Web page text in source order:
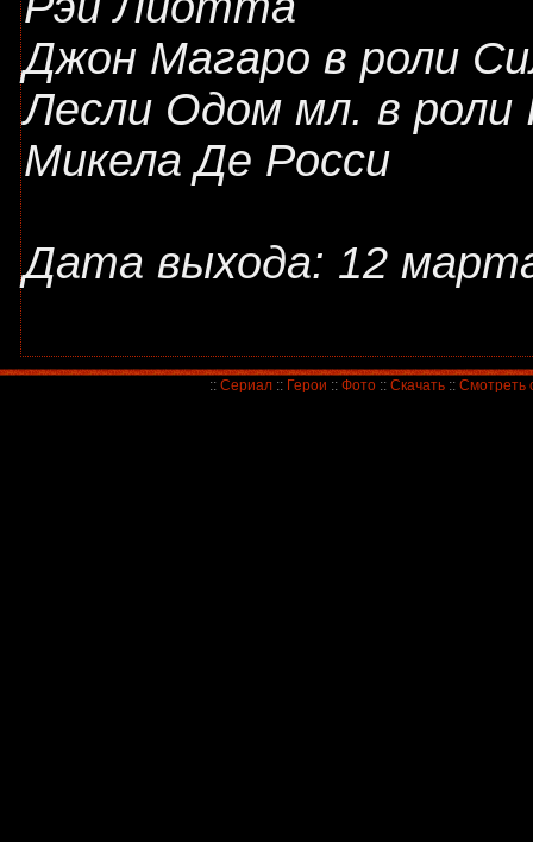
Джон Магаро в роли
Лесли Одом мл. в роли
Микела Де Росси
Дата выхода: 12
:: Сериал :: Герои :: Фото :: Скачать :: Смотреть